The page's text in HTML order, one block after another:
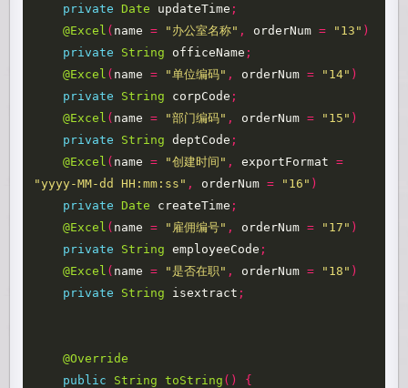
private
Date updateTime ;
@Excel ( name = "办公室名称" , orderNum = "13" )
private
String officeName ;
@Excel ( name = "单位编码" , orderNum = "14" )
private
String corpCode ;
@Excel ( name = "部门编码" , orderNum = "15" )
private
String deptCode ;
@Excel ( name = "创建时间" , exportFormat
=
"yyyy-MM-dd HH:mm:ss" , orderNum = "16" )
private
Date createTime ;
@Excel ( name = "雇佣编号" , orderNum = "17" )
private
String employeeCode ;
@Excel ( name = "是否在职" , orderNum = "18" )
private
String isextract ;
@Override
public
String toString ()
{